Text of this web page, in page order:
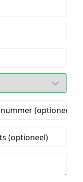
(optioneel)
(optioneel)